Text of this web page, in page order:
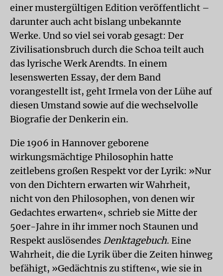
einer mustergültigen Edition veröffentlicht –
darunter auch acht bislang unbekannte
Werke. Und so viel sei vorab gesagt: Der
Zivilisationsbruch durch die Schoa teilt auch
das lyrische Werk Arendts. In einem
lesenswerten Essay, der dem Band
vorangestellt ist, geht Irmela von der Lühe auf
diesen Umstand sowie auf die wechselvolle
Biografie der Denkerin ein.
Die 1906 in Hannover geborene
wirkungsmächtige Philosophin hatte
zeitlebens großen Respekt vor der Lyrik: »Nur
von den Dichtern erwarten wir Wahrheit,
nicht von den Philosophen, von denen wir
Gedachtes erwarten«, schrieb sie Mitte der
50er-Jahre in ihr immer noch Staunen und
Respekt auslösendes Denktagebuch. Eine
Wahrheit, die die Lyrik über die Zeiten hinweg
befähigt, »Gedächtnis zu stiften«, wie sie in